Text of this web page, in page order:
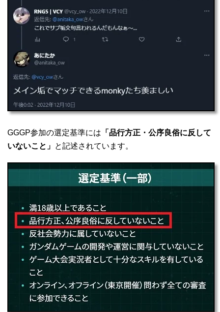
GGGP参加の選定基準には 「品行方正・公序良俗に反して
いないこと」 と記述されています。